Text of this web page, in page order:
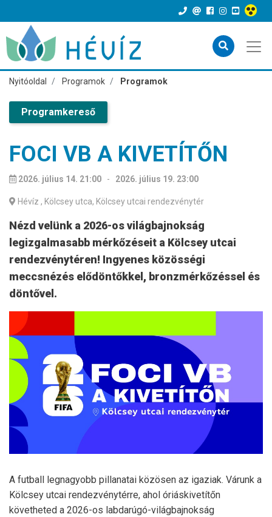
Nyitóoldal Programok Programok
Programkereső
FOCI VB A KIVETÍTŐN
2026. július 14. 21:00 - 2026. július 19. 23:00
Hévíz , Kölcsey utca, Kölcsey utcai rendezvénytér
Nézd velünk a 2026-os világbajnokság
legizgalmasabb mérkőzéseit a Kölcsey utcai
rendezvénytéren! Ingyenes közösségi
meccsnézés elődöntőkkel, bronzmérkőzéssel és
döntővel.
A futball legnagyobb pillanatai közösen az igaziak. Várunk a
Kölcsey utcai rendezvénytérre, ahol óriáskivetítőn
követheted a 2026-os labdarúgó-világbajnokság